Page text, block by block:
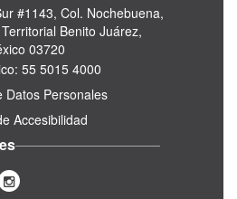
#1143, Col. Nochebuena,
Benito Juárez,
03720
55 5015 4000
Datos Personales
Accesibilidad